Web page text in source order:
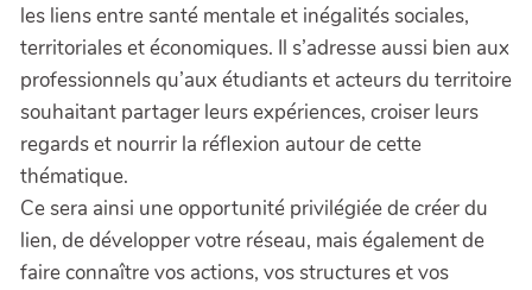
les liens entre santé mentale et inégalités sociales,
territoriales et économiques. Il s’adresse aussi bien aux
professionnels qu’aux étudiants et acteurs du territoire
souhaitant partager leurs expériences, croiser leurs
regards et nourrir la réflexion autour de cette
thématique.
Ce sera ainsi une opportunité privilégiée de créer du
lien, de développer votre réseau, mais également de
faire connaître vos actions, vos structures et vos